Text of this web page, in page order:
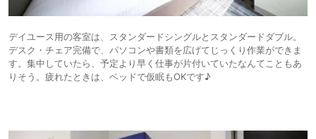
デイユース用の客室は、スタンダードシングルとスタンダードダブル。
デスク・チェア完備で、パソコンや書類を広げてじっくり作業ができま
す。集中していたら、予定より早く仕事が片付いていたなんてこともあ
りそう。疲れたときは、ベッドで仮眠もOKです♪